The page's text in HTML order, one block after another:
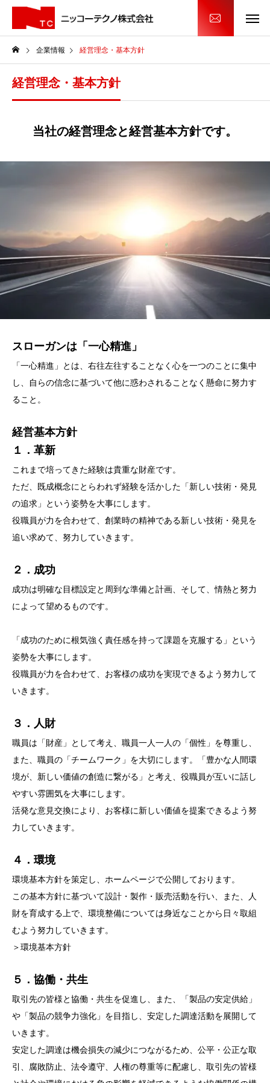
企業情報 経営理念・基本方針
経営理念・基本方針
当社の経営理念と経営基本方針です。
スローガンは「一心精進」
「一心精進」とは、右往左往することなく心を一つのことに集中
し、自らの信念に基づいて他に惑わされることなく懸命に努力す
ること。
経営基本方針
１．革新
これまで培ってきた経験は貴重な財産です。
ただ、既成概念にとらわれず経験を活かした「新しい技術・発見
の追求」という姿勢を大事にします。
役職員が力を合わせて、創業時の精神である新しい技術・発見を
追い求めて、努力していきます。
２．成功
成功は明確な目標設定と周到な準備と計画、そして、情熱と努力
によって望めるものです。
「成功のために根気強く責任感を持って課題を克服する」という
姿勢を大事にします。
役職員が力を合わせて、お客様の成功を実現できるよう努力して
いきます。
３．人財
職員は「財産」として考え、職員一人一人の「個性」を尊重し、
また、職員の「チームワーク」を大切にします。「豊かな人間環
境が、新しい価値の創造に繋がる」と考え、役職員が互いに話し
やすい雰囲気を大事にします。
活発な意見交換により、お客様に新しい価値を提案できるよう努
力していきます。
４．環境
環境基本方針を策定し、ホームページで公開しております。
この基本方針に基づいて設計・製作・販売活動を行い、また、人
財を育成する上で、環境整備については身近なことから日々取組
むよう努力していきます。
＞環境基本方針
５．協働・共生
取引先の皆様と協働・共生を促進し、また、「製品の安定供給」
や「製品の競争力強化」を目指し、安定した調達活動を展開して
いきます。
安定した調達は機会損失の減少につながるため、公平・公正な取
引、腐敗防止、法令遵守、人権の尊重等に配慮し、取引先の皆様